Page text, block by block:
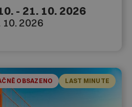
- 21. 10. 2026
10. 2026
OBSAZENO LAST MINUTE